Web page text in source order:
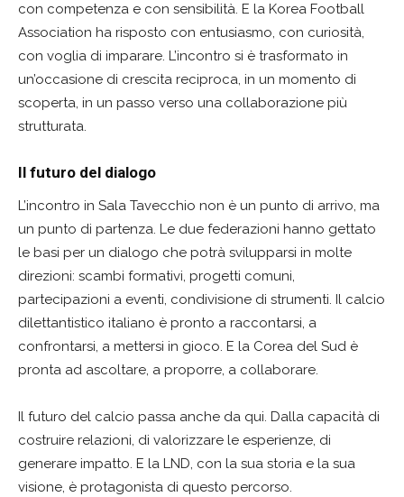
con competenza e con sensibilità. E la Korea Football
Association ha risposto con entusiasmo, con curiosità,
con voglia di imparare. L’incontro si è trasformato in
un’occasione di crescita reciproca, in un momento di
scoperta, in un passo verso una collaborazione più
strutturata.
Il futuro del dialogo
L’incontro in Sala Tavecchio non è un punto di arrivo, ma
un punto di partenza. Le due federazioni hanno gettato
le basi per un dialogo che potrà svilupparsi in molte
direzioni: scambi formativi, progetti comuni,
partecipazioni a eventi, condivisione di strumenti. Il calcio
dilettantistico italiano è pronto a raccontarsi, a
confrontarsi, a mettersi in gioco. E la Corea del Sud è
pronta ad ascoltare, a proporre, a collaborare.
Il futuro del calcio passa anche da qui. Dalla capacità di
costruire relazioni, di valorizzare le esperienze, di
generare impatto. E la LND, con la sua storia e la sua
visione, è protagonista di questo percorso.